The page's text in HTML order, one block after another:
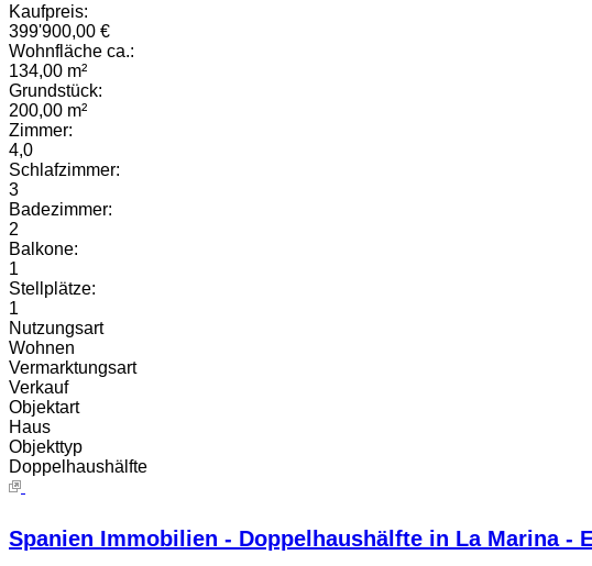
Kaufpreis:
399'900,00 €
Wohnfläche ca.:
134,00 m²
Grundstück:
200,00 m²
Zimmer:
4,0
Schlafzimmer:
3
Badezimmer:
2
Balkone:
1
Stellplätze:
1
Nutzungsart
Wohnen
Vermarktungsart
Verkauf
Objektart
Haus
Objekttyp
Doppelhaushälfte
Spanien Immobilien - Doppelhaushälfte in La Marina -